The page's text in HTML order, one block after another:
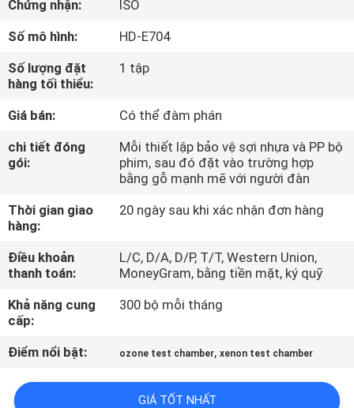
BUỔI
TRÌNH
DIỄN
VR
VỀ
CHÚNG
TÔI
THAM
QUAN
NHÀ
MÁY
Chứng nhận:
ISO
Số mô hình:
HD-E704
Số lượng đặt
hàng tối thiểu:
1 tập
Giá bán:
Có thể đàm phán
chi tiết đóng
gói:
Mỗi thiết lập bảo vệ sợi nhựa và PP bộ
phim, sau đó đặt vào trường hợp
bằng gỗ mạnh mẽ với người đàn
Thời gian giao
hàng:
20 ngày sau khi xác nhận đơn hàng
Điều khoản
thanh toán:
L/C, D/A, D/P, T/T, Western Union,
MoneyGram, bằng tiền mặt, ký quỹ
Khả năng cung
cấp:
300 bộ mỗi tháng
Điểm nổi bật: ozone test chamber,xenon test chamber
GIÁ TỐT NHẤT